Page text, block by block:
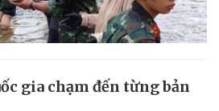
gia chạm đến từng bản